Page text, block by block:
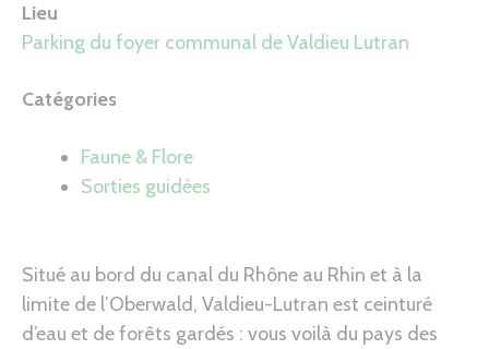
Lieu
Parking du foyer communal de Valdieu Lutran
Catégories
Faune & Flore
Sorties guidées
Situé au bord du canal du Rhône au Rhin et à la
limite de l’Oberwald, Valdieu-Lutran est ceinturé
d’eau et de forêts gardés : vous voilà du pays des